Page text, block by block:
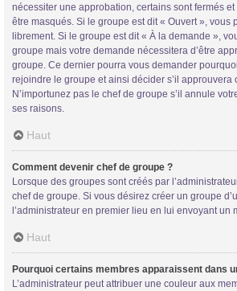
nécessiter une approbation, certains sont fermés et
être masqués. Si le groupe est dit « Ouvert », vous
librement. Si le groupe est dit « À la demande »,
groupe mais votre demande nécessitera d’être
groupe. Ce dernier pourra vous demander
rejoindre le groupe et ainsi décider s’il approuvera
N’importunez pas le chef de groupe s’il annule
ses raisons.
Haut
Comment devenir chef de groupe ?
Lorsque des groupes sont créés par
chef de groupe. Si vous désirez créer un groupe
l’administrateur en premier lieu en lui envoyant un
Haut
Pourquoi certains membres apparaissent dans
L’administrateur peut attribuer une couleur aux